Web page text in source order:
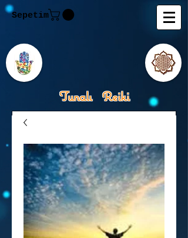
Sepetim
Tunalı Reiki
Kişisel Gelişimde Rehberiniz
Tanju M.Tunalı Özlem
Tunalı